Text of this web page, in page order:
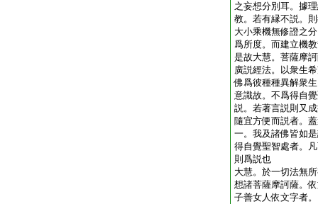
之妄想分別耳。據
教。若有縁不説。
大小乘機無修證之
爲所度。而建立機
是故大慧。菩薩摩
廣説經法。以衆生
佛爲彼種種異解衆
意識故。不爲得自
説。若著言説則又
隨宜方便而説者。
一。我及諸佛皆如
得自覺聖智處者。
則爲説也
大慧。於一切法無
想諸菩薩摩訶薩。
子善女人依文字者